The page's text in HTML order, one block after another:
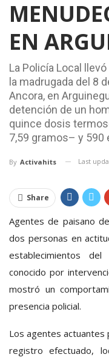
EN
La Policía Local
la madrugada del 8
Ancora, en
detención de un
quince dosis
7,59 gramos– y
By Activahits Last
Share
Agentes de paisano
dos personas en
establecimientos
conocido por
mostró un
presencia policial.
Los agentes
registro efectuado,